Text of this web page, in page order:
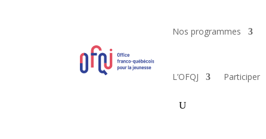
Nos programmes
L’OFQJ Participer